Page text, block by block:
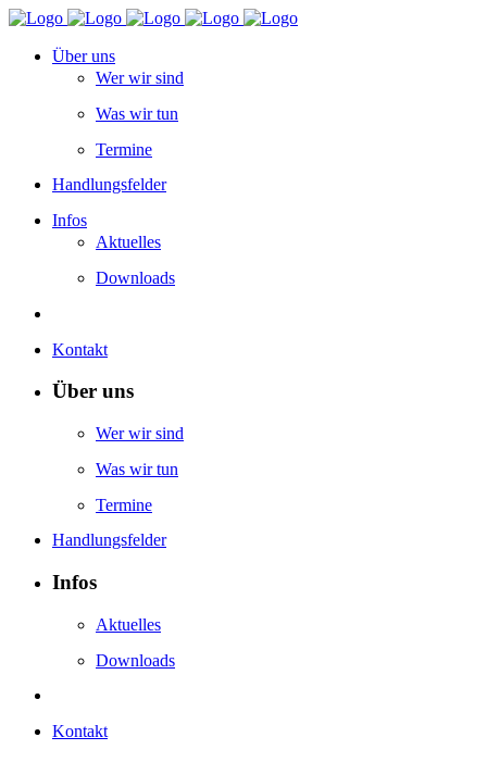
Über uns
Wer wir sind
Was wir tun
Termine
Handlungsfelder
Infos
Aktuelles
Downloads
Kontakt
Über uns
Wer wir sind
Was wir tun
Termine
Handlungsfelder
Infos
Aktuelles
Downloads
Kontakt